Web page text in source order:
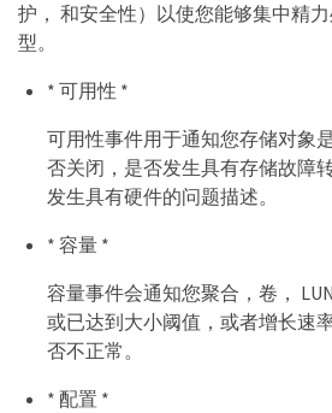
护， 和安全性）以使您能够集中精
型。
* 可用性 *
可用性事件用于通知您存储对象
否关闭，是否发生具有存储故障
发生具有硬件的问题描述。
* 容量 *
容量事件会通知您聚合，卷，
或已达到大小阈值，或者增长速
否不正常。
* 配置 *